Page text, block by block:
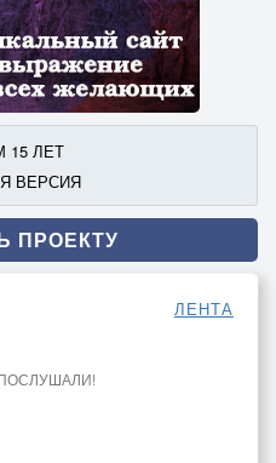
ЛЕТ
ВЕРСИЯ
ПРОЕКТУ
ЛЕНТА